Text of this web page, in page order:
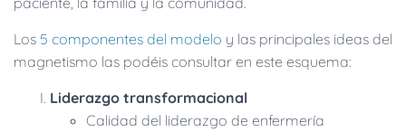
Los 5 componentes del modelo y las principales ideas del
magnetismo las podéis consultar en este esquema:
Liderazgo transformacional
Calidad del liderazgo de enfermería